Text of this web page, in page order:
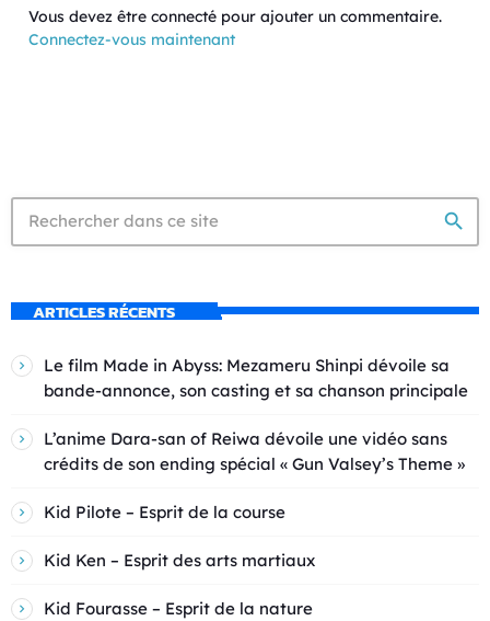
Vous devez être connecté pour ajouter un commentaire.
Connectez-vous maintenant
search
ARTICLES RÉCENTS
Le film Made in Abyss: Mezameru Shinpi dévoile sa
bande-annonce, son casting et sa chanson principale
L’anime Dara-san of Reiwa dévoile une vidéo sans
crédits de son ending spécial « Gun Valsey’s Theme »
Kid Pilote – Esprit de la course
Kid Ken – Esprit des arts martiaux
Kid Fourasse – Esprit de la nature